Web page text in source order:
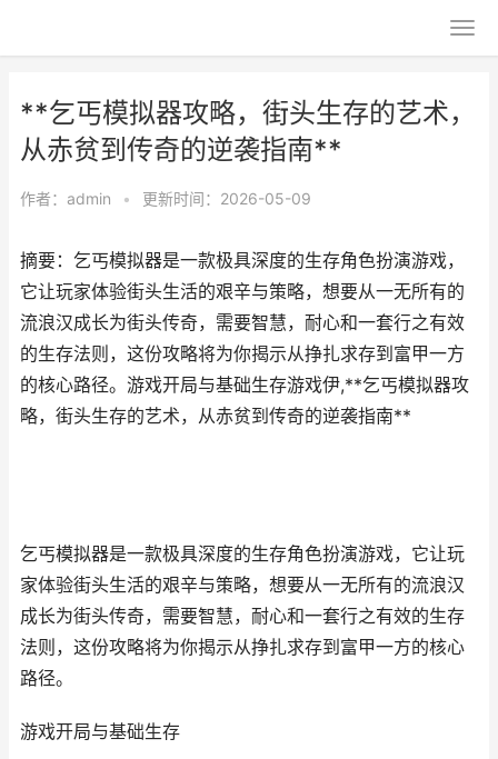
**乞丐模拟器攻略，街头生存的艺术，
从赤贫到传奇的逆袭指南**
作者： admin • 更新时间：2026-05-09
摘要：乞丐模拟器是一款极具深度的生存角色扮演游戏，
它让玩家体验街头生活的艰辛与策略，想要从一无所有的
流浪汉成长为街头传奇，需要智慧，耐心和一套行之有效
的生存法则，这份攻略将为你揭示从挣扎求存到富甲一方
的核心路径。游戏开局与基础生存游戏伊,**乞丐模拟器攻
略，街头生存的艺术，从赤贫到传奇的逆袭指南**
乞丐模拟器是一款极具深度的生存角色扮演游戏，它让玩
家体验街头生活的艰辛与策略，想要从一无所有的流浪汉
成长为街头传奇，需要智慧，耐心和一套行之有效的生存
法则，这份攻略将为你揭示从挣扎求存到富甲一方的核心
路径。
游戏开局与基础生存